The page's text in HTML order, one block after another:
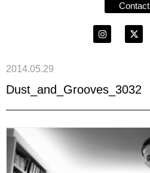
Contact
2014.05.29
Dust_and_Grooves_3032